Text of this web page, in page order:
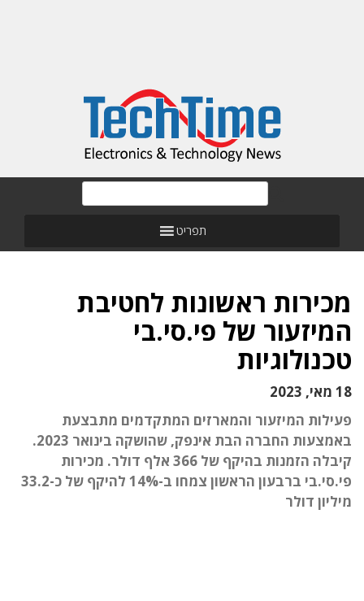
תפריט
מכירות ראשונות לחטיבת
המיזעור של פי.סי.בי
טכנולוגיות
18 מאי, 2023
פעילות המיזעור והמארזים המתקדמים מתבצעת
באמצעות החברה הבת אינפק, שהושקה בינואר 2023.
קיבלה הזמנות בהיקף של 366 אלף דולר. מכירות
פי.סי.בי ברבעון הראשון צמחו ב-14% להיקף של כ-33.2
מיליון דולר